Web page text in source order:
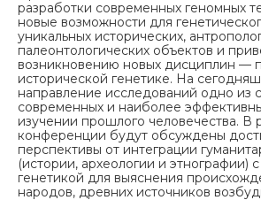
разработки современных геномных
новые возможности для
уникальных исторических,
палеонтологических объектов и
возникновению новых дисциплин —
исторической генетике. На
направление исследований одно из
современных и наиболее
изучении прошлого человечества. В
конференции будут обсуждены
перспективы от интеграции
(истории, археологии и этнографии)
генетикой для выяснения
народов, древних источников